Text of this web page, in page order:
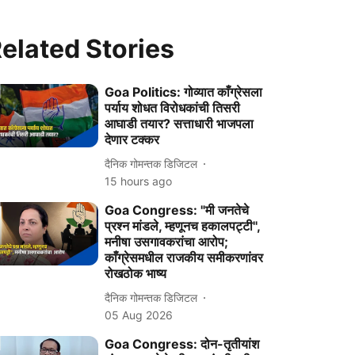
Stories
Goa Politics: गोव्यात काँग्रेसला
पर्याय शोधत विरोधकांची तिसरी
आघाडी तयार? सत्ताधारी भाजपला
देणार टक्कर
दैनिक गोमन्तक डिजिटल
15 hours ago
Goa Congress: "मी जनतेचे
प्रश्न मांडले, म्हणूनच हकालपट्टी'',
मनीषा उसगावकरांचा आरोप;
काँग्रेसमधील राजकीय समीकरणांवर
रोखठोक भाष्य
दैनिक गोमन्तक डिजिटल
05 Aug 2026
Goa Congress: दोन-तृतीयांश